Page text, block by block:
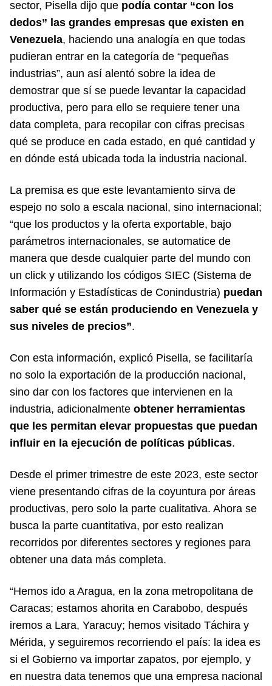
sector, Pisella dijo que podía contar “con los
dedos” las grandes empresas que existen en
Venezuela, haciendo una analogía en que todas
pudieran entrar en la categoría de “pequeñas
industrias”, aun así alentó sobre la idea de
demostrar que sí se puede levantar la capacidad
productiva, pero para ello se requiere tener una
data completa, para recopilar con cifras precisas
qué se produce en cada estado, en qué cantidad y
en dónde está ubicada toda la industria nacional.
La premisa es que este levantamiento sirva de
espejo no solo a escala nacional, sino internacional;
“que los productos y la oferta exportable, bajo
parámetros internacionales, se automatice de
manera que desde cualquier parte del mundo con
un click y utilizando los códigos SIEC (Sistema de
Información y Estadísticas de Conindustria) puedan
saber qué se están produciendo en Venezuela y
sus niveles de precios”.
Con esta información, explicó Pisella, se facilitaría
no solo la exportación de la producción nacional,
sino dar con los factores que intervienen en la
industria, adicionalmente obtener herramientas
que les permitan elevar propuestas que puedan
influir en la ejecución de políticas públicas.
Desde el primer trimestre de este 2023, este sector
viene presentando cifras de la coyuntura por áreas
productivas, pero solo la parte cualitativa. Ahora se
busca la parte cuantitativa, por esto realizan
recorridos por diferentes sectores y regiones para
obtener una data más completa.
“Hemos ido a Aragua, en la zona metropolitana de
Caracas; estamos ahorita en Carabobo, después
iremos a Lara, Yaracuy; hemos visitado Táchira y
Mérida, y seguiremos recorriendo el país: la idea es
si el Gobierno va importar zapatos, por ejemplo, y
en nuestra data tenemos que una empresa nacional